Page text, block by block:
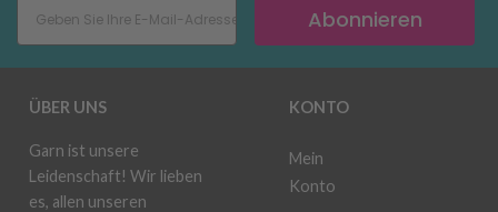
Abonnieren
ÜBER UNS
Garn ist unsere
Leidenschaft! Wir lieben
es, allen unseren
KONTO
Mein
Konto